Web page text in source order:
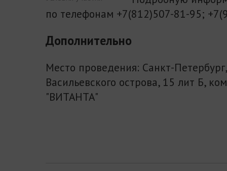
по телефонам +7(812)507-81-95;
Дополнительно
Место проведения: Санкт-
Васильевского острова, 15 лит Б,
"ВИТАНТА"